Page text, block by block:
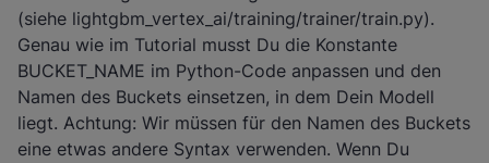
(siehe lightgbm_vertex_ai/training/trainer/train.py).
Genau wie im Tutorial musst Du die Konstante
BUCKET_NAME im Python-Code anpassen und den
Namen des Buckets einsetzen, in dem Dein Modell
liegt. Achtung: Wir müssen für den Namen des Buckets
eine etwas andere Syntax verwenden. Wenn Du